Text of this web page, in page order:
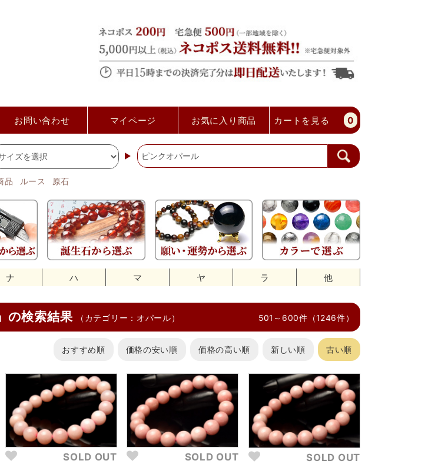
お問い合わせ マイページ お気に入り商品 カートを見る 0
品 ルース 原石
ナ ハ マ ヤ ラ 他
の検索結果 （カテゴリー：オパール） 501～600件（1246件）
おすすめ順 価格の安い順 価格の高い順 新しい順 古い順
SOLD OUT SOLD OUT SOLD OUT